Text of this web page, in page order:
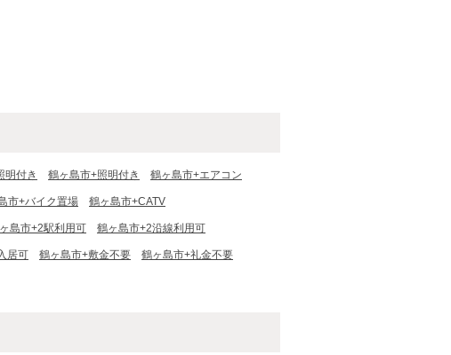
明付き 鶴ヶ島市+照明付き 鶴ヶ島市+エアコン
市+バイク置場 鶴ヶ島市+CATV
島市+2駅利用可 鶴ヶ島市+2沿線利用可
居可 鶴ヶ島市+敷金不要 鶴ヶ島市+礼金不要